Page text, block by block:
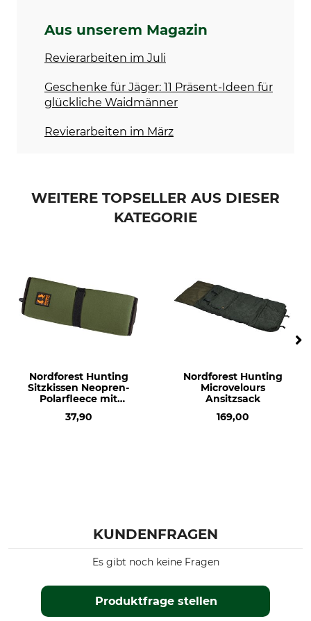
Aus unserem Magazin
Revierarbeiten im Juli
Geschenke für Jäger: 11 Präsent-Ideen für
glückliche Waidmänner
Revierarbeiten im März
WEITERE TOPSELLER AUS DIESER
KATEGORIE
Nordforest Hunting
Sitzkissen Neopren-
Polarfleece mit
37,90
Nordforest Hunting
Microvelours
Ansitzsack
169,00
KUNDENFRAGEN
Produktfrage stellen
Es gibt noch keine Fragen